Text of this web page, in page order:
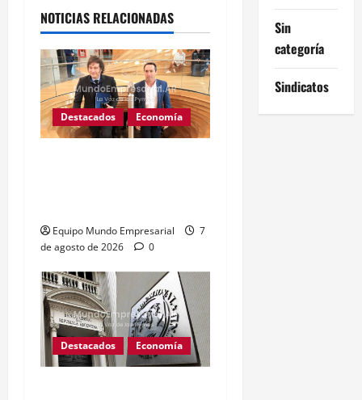
NOTICIAS RELACIONADAS
Destacados Economía
Equipo Mundo Empresarial
7
de agosto de 2026
0
Destacados Economía
Sin
categoría
Sindicatos